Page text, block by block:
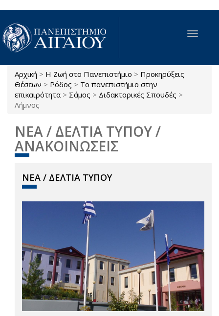
Παράκαμψη προς το κυρίως περιεχόμενο
Toggle
Είστε εδώ
Αρχική > Η Ζωή στο Πανεπιστήμιο > Προκηρύξεις
Θέσεων > Ρόδος > Το πανεπιστήμιο στην
επικαιρότητα > Σάμος > Διδακτορικές Σπουδές >
Λήμνος
ΝΕΑ / ΔΕΛΤΙΑ ΤΥΠΟΥ /
ΑΝΑΚΟΙΝΩΣΕΙΣ
ΝΕΑ / ΔΕΛΤΙΑ ΤΥΠΟΥ